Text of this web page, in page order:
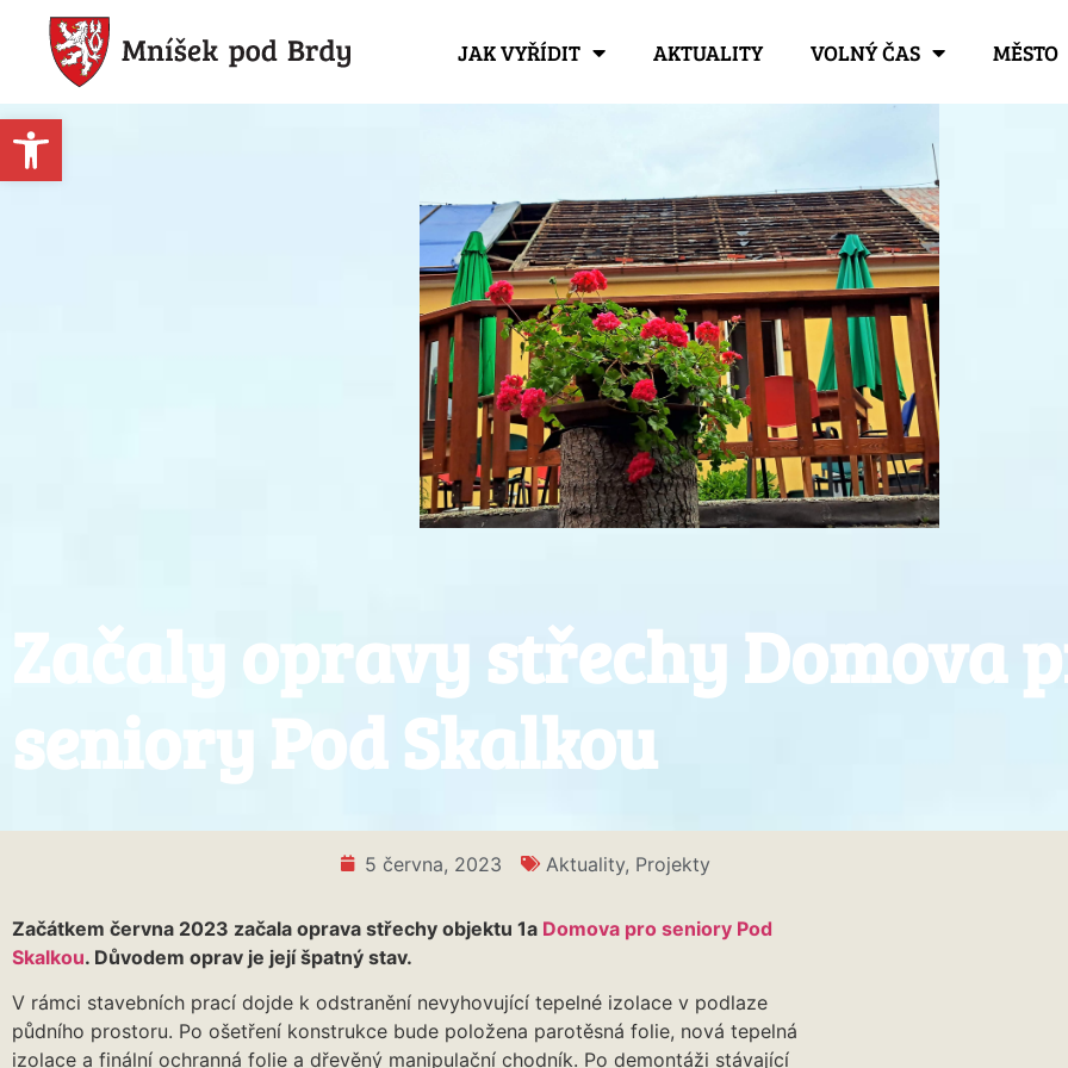
Open toolbar
JAK VYŘÍDIT AKTUALITY VOLNÝ ČAS MĚSTO
Začaly opravy střechy Domova
seniory Pod Skalkou
5 června, 2023 Aktuality, Projekty
Začátkem června 2023 začala oprava střechy objektu 1a Domova pro seniory Pod
Skalkou. Důvodem oprav je její špatný stav.
V rámci stavebních prací dojde k odstranění nevyhovující tepelné izolace v podlaze
půdního prostoru. Po ošetření konstrukce bude položena parotěsná folie, nová tepelná
izolace a finální ochranná folie a dřevěný manipulační chodník. Po demontáži stávající